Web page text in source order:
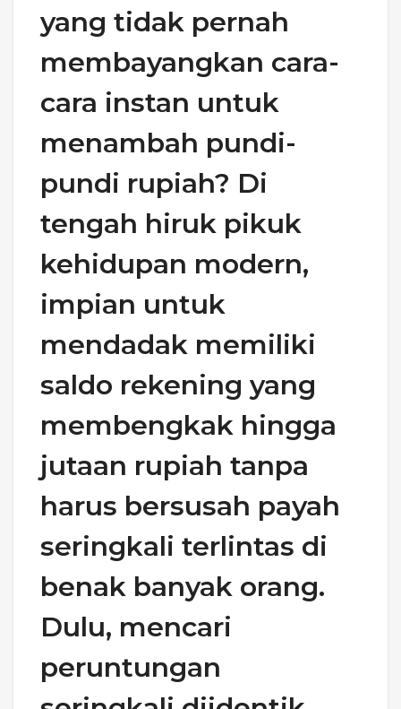
yang tidak pernah
membayangkan cara-
cara instan untuk
menambah pundi-
pundi rupiah? Di
tengah hiruk pikuk
kehidupan modern,
impian untuk
mendadak memiliki
saldo rekening yang
membengkak hingga
jutaan rupiah tanpa
harus bersusah payah
seringkali terlintas di
benak banyak orang.
Dulu, mencari
peruntungan